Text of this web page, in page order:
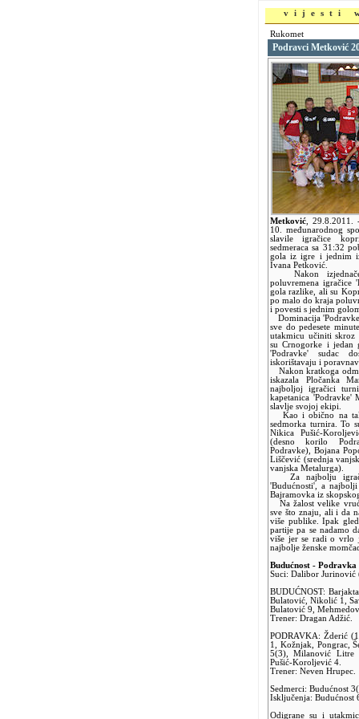
vijesti
Rukomet
Podravci Metković
Metković ,29.8.2011.
10. međunarodnog
slavile igračice
sedmeraca sa 31:32
gola iz igre i jednim
Ivana Petković.
Nakon
poluvremena igračice
gola razlike, ali su
po malo do kraja
i povesti s jednim
Dominacija
sve do pedesete
utakmicu učiniti skroz
su Crnogorke i jedan
'Podravke' sudac
iskorištavaju i
Nakon kratkoga
iskazala Pločanka
najboljoj igračici
kapetanica 'Podravke'
slavlje svojoj ekipi.
Kao i obično na
sedmorka turnira. To
Nikica Pušić-
(desno korilo
Podravke), Bojana
Liščević (srednja
vanjska Metalurga).
Za najbolju
'Budućnosti', a
Bajramovka iz
Na žalost velike
sve što znaju, ali i da
više publike. Ipak
partije pa se nadamo
više jer se radi o vrlo
najbolje ženske
Budućnost - Podravka
Suci: Dalibor
BUDUĆNOST:
Bulatović, Nikolić 1,
Bulatović 9,
Trener: Dragan Adžić.
PODRAVKA: Žderić
1, Kožnjak, Pongrac,
5(3), Milanović Litre
Pušić-Koroljević 4.
Trener: Neven Hrupec.
Sedmerci: Budućnost
Isključenja: Budućnost
Odigrane su i